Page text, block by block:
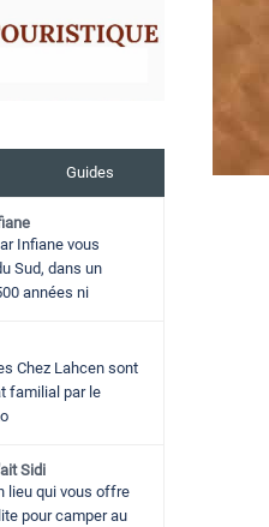
Guides
Infiane vous
Sud, dans un
années ni
Chez Lahcen sont
familial par le
Sidi
lieu qui vous offre
pour camper au